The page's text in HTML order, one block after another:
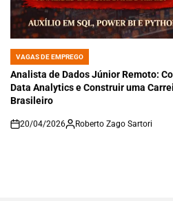
POSTED
IN
VAGAS DE EMPREGO
Analista de Dados Júnior Remoto:
Data Analytics e Construir uma
Brasileiro
on
20/04/2026 Roberto Zago Sartori